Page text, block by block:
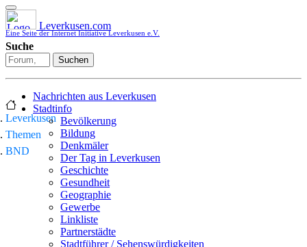
Leverkusen.com
Eine Seite der Internet Initiative Leverkusen e.V.
Suche
Suchen
Nachrichten aus Leverkusen
Stadtinfo
Bevölkerung
Bildung
Denkmäler
Der Tag in Leverkusen
Geschichte
Gesundheit
Geographie
Gewerbe
Linkliste
Partnerstädte
Stadtführer / Sehenswürdigkeiten
Leverkusen
Themen
BND